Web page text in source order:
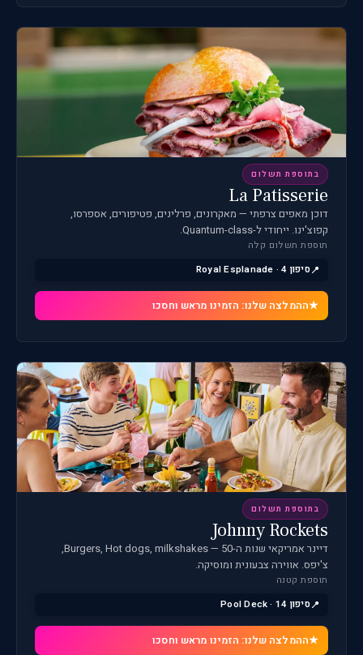
בתוספת תשלום
La Patisserie
דוכן מאפים צרפתי — מאקרונים, פרלינים, פטיפורים, אספרסו,
קפוצ'ינו. ייחודי ל-Quantum-class.
תוספת תשלום קלה
סיפון 4 · Royal Esplanade
ההמלצה שלנו: הזמינו מראש וחסכו
בתוספת תשלום
Johnny Rockets
דיינר אמריקאי שנות ה-50 — Burgers, Hot dogs, milkshakes,
צ'יפס. אווירה צבעונית ומוסיקה.
תוספת קטנה
סיפון 14 · Pool Deck
ההמלצה שלנו: הזמינו מראש וחסכו